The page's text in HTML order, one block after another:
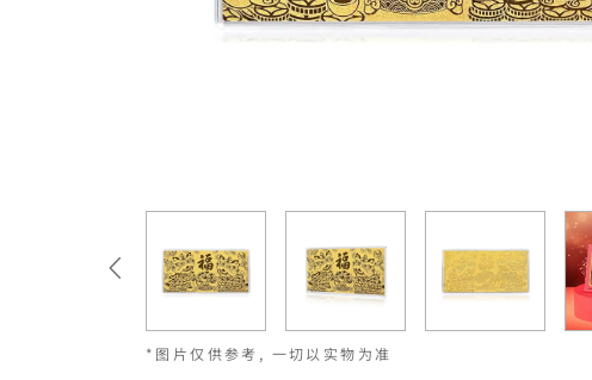
*图片仅供参考, 一切以实物为准